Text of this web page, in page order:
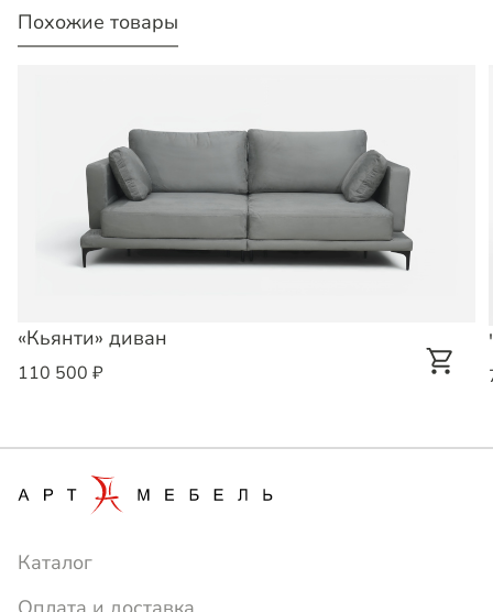
Похожие товары
«Кьянти» диван
110 500 ₽
Каталог